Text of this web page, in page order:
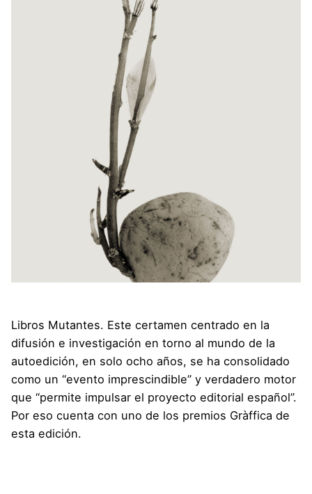
Libros Mutantes. Este certamen centrado en la
difusión e investigación en torno al mundo de la
autoedición, en solo ocho años, se ha consolidado
como un “evento imprescindible” y verdadero motor
que “permite impulsar el proyecto editorial español”.
Por eso cuenta con uno de los premios Gràffica de
esta edición.